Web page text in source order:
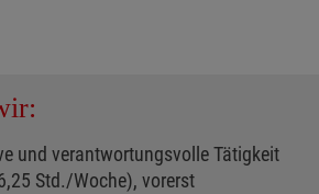
und verantwortungsvolle Tätigkeit
Std./Woche), vorerst